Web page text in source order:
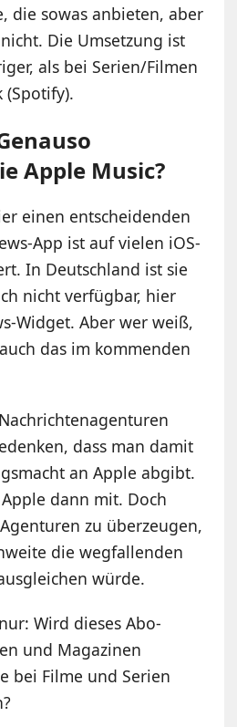
die sowas anbieten, aber
Die Umsetzung ist
als bei Serien/Filmen
(Spotify).
Apple Music?
einen entscheidenden
App ist auf vielen iOS-
In Deutschland ist sie
nicht verfügbar, hier
Widget. Aber wer weiß,
das im kommenden
dass man damit
an Apple abgibt.
dann mit. Doch
zu überzeugen,
die wegfallenden
würde.
Wird dieses Abo-
und Magazinen
bei Filme und Serien